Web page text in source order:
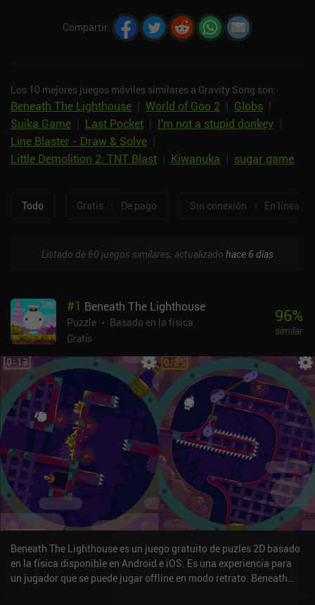
Compartir:
Los 10 mejores juegos móviles similares a Gravity Song son:
Beneath The Lighthouse World of Goo 2 Globs
Suika Game
Last Pocket I'm not a stupid donkey
Line Blaster - Draw & Solve
Little Demolition 2: TNT Blast
Kiwanuka sugar game
Todo Gratis De pago Sin conexión En línea
Listado de 60 juegos similares, actualizado hace 6 días
#1 Beneath The Lighthouse
Puzzle
Basado en la física
Gratis
96%
similar
Beneath The Lighthouse es un juego gratuito de puzles 2D basado
en la física disponible en Android e iOS. Es una experiencia para
un jugador que se puede jugar offline en modo retrato. Beneath